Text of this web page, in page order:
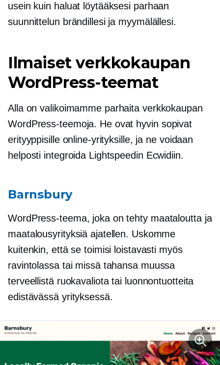
usein kuin haluat löytääksesi parhaan
suunnittelun brändillesi ja myymälällesi.
Ilmaiset verkkokaupan
WordPress-teemat
Alla on valikoimamme parhaita verkkokaupan
WordPress-teemoja. He ovat hyvin sopivat
erityyppisille online-yrityksille, ja ne voidaan
helposti integroida Lightspeedin Ecwidiin.
Barnsbury
WordPress-teema, joka on tehty maataloutta ja
maatalousyrityksiä ajatellen. Uskomme
kuitenkin, että se toimisi loistavasti myös
ravintolassa tai missä tahansa muussa
terveellistä ruokavaliota tai luonnontuotteita
edistävässä yrityksessä.